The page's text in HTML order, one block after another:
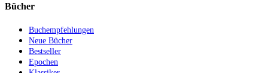
Bücher
Buchempfehlungen
Neue Bücher
Bestseller
Epochen